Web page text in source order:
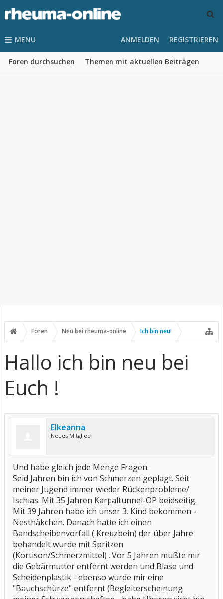
MENU
Foren durchsuchen Themen mit aktuellen Beiträgen
ANMELDEN REGISTRIEREN
Foren Neu bei rheuma-online Ich bin neu!
Hallo ich bin neu bei
Euch !
Elkeanna
Neues Mitglied
Und habe gleich jede Menge Fragen.
Seid Jahren bin ich von Schmerzen geplagt. Seit
meiner Jugend immer wieder Rückenprobleme/
Ischias. Mit 35 Jahren Karpaltunnel-OP beidseitig.
Mit 39 Jahren habe ich unser 3. Kind bekommen -
Nesthäkchen. Danach hatte ich einen
Bandscheibenvorfall ( Kreuzbein) der über Jahre
behandelt wurde mit Spritzen
(Kortison/Schmerzmittel) . Vor 5 Jahren mußte mir
die Gebärmutter entfernt werden und Blase und
Scheidenplastik - ebenso wurde mir eine
"Bauchschürze" entfernt (Begleiterscheinung